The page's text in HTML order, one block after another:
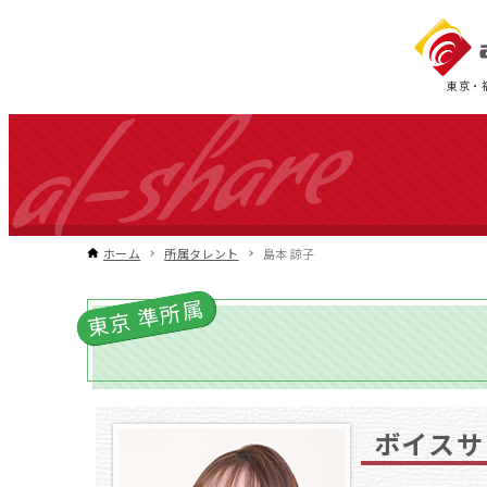
東京・
ホーム 所属タレント 島本 諒子
東京 準所属
ボイス